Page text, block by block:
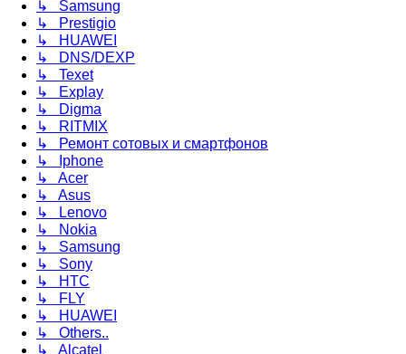
↳ Samsung
↳ Prestigio
↳ HUAWEI
↳ DNS/DEXP
↳ Texet
↳ Explay
↳ Digma
↳ RITMIX
↳ Ремонт сотовых и смартфонов
↳ Iphone
↳ Acer
↳ Asus
↳ Lenovo
↳ Nokia
↳ Samsung
↳ Sony
↳ HTC
↳ FLY
↳ HUAWEI
↳ Others..
↳ Alcatel